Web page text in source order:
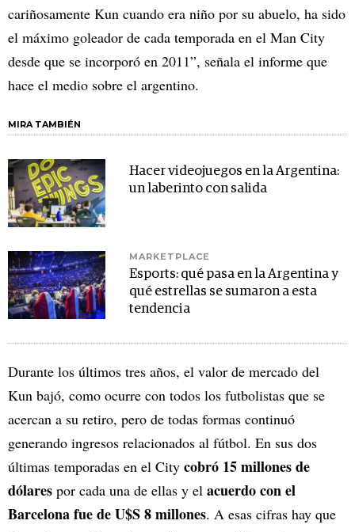
cariñosamente Kun cuando era niño por su abuelo, ha sido
el máximo goleador de cada temporada en el Man City
desde que se incorporó en 2011”, señala el informe que
hace el medio sobre el argentino.
MIRA TAMBIÉN
Hacer videojuegos en la Argentina:
un laberinto con salida
MARKETPLACE
Esports: qué pasa en la Argentina y
qué estrellas se sumaron a esta
tendencia
Durante los últimos tres años, el valor de mercado del
Kun bajó, como ocurre con todos los futbolistas que se
acercan a su retiro, pero de todas formas continuó
generando ingresos relacionados al fútbol. En sus dos
últimas temporadas en el City cobró 15 millones de
dólares por cada una de ellas y el acuerdo con el
Barcelona fue de U$S 8 millones. A esas cifras hay que